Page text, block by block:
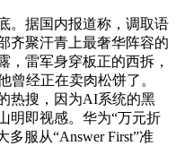
据国内报道称，调取语
齐聚汗青上最奢华阵容的
，雷军身穿板正的西拆，
曾经正在卖肉松饼了。
热搜，因为AI系统的黑
明即视感。华为“万元折
多服从“Answer First”准